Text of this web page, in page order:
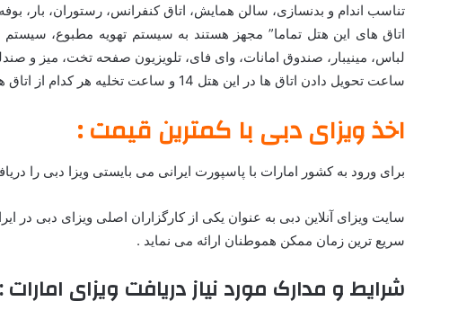
تناسب اندام و بدنسازی، سالن همایش، اتاق کنفرانس، رستوران، بار،
اتاق های این هتل تماما” مجهز هستند به سیستم تهویه مطبوع،
لباس، مینیبار، صندوق امانات، وای فای، تلویزیون صفحه تخت، میز و
ساعت تحویل دادن اتاق ها در این هتل 14 و ساعت تخلیه هر کدام از اتاق ها در ساعت 12 ظهر صورت می پذیرد.
اخذ ویزای دبی با کمترین قیمت :
برای ورود به کشور امارات با پاسپورت ایرانی می بایستی ویزا دبی را
سایت ویزای آنلاین دبی به عنوان یکی از کارگزاران اصلی ویزای دبی در
سریع ترین زمان ممکن هموطنان ارائه می نماید .
شرایط و مدارک مورد نیاز دریافت ویزای امارات :